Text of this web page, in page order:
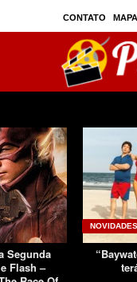
CONTATO
PRIVAC./
Segunda
Flash –
NOVIDADES